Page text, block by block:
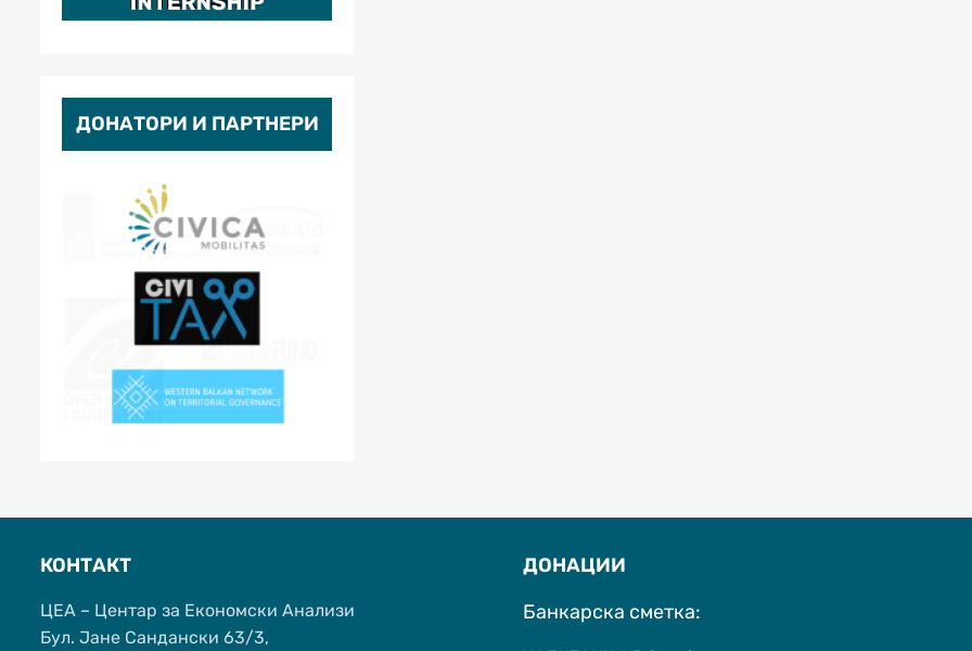
ДОНАТОРИ И ПАРТНЕРИ
КОНТАКТ
ЦЕА – Центар за Економски Анализи
Бул. Јане Сандански 63/3,
ДОНАЦИИ
Банкарска сметка: